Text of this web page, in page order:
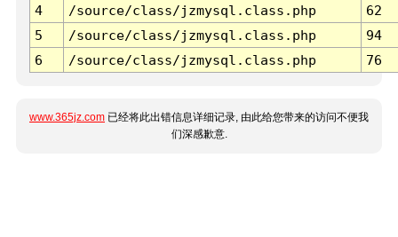
4
/source/class/jzmysql.class.php
62
5
/source/class/jzmysql.class.php
94
6
/source/class/jzmysql.class.php 76
www.365jz.com 已经将此出错信息详细记录, 由此给您带来的访问不便我
们深感歉意.